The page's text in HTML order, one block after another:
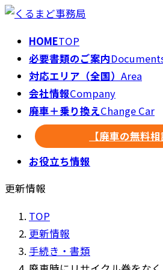
HOMETOP
必要書類のご案内
対応エリア（全国） Area
会社情報Company
廃車＋乗り換えChange Car
【廃車の無料相
お役立ち情報
更新情報
TOP
更新情報
手続き・書類